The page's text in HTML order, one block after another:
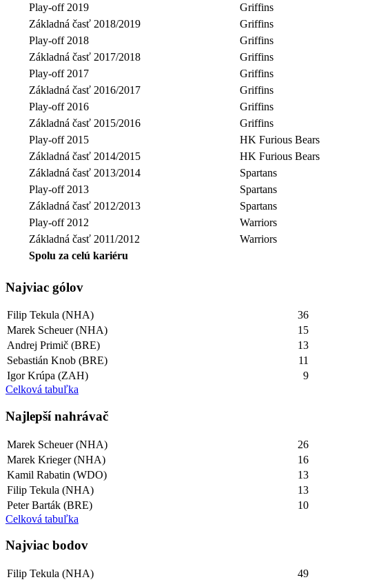
Play-off 2019
Griffins
Základná časť 2018/2019
Griffins
Play-off 2018
Griffins
Základná časť 2017/2018
Griffins
Play-off 2017
Griffins
Základná časť 2016/2017
Griffins
Play-off 2016
Griffins
Základná časť 2015/2016
Griffins
Play-off 2015
HK Furious Bears
Základná časť 2014/2015
HK Furious Bears
Základná časť 2013/2014
Spartans
Play-off 2013
Spartans
Základná časť 2012/2013
Spartans
Play-off 2012
Warriors
Základná časť 2011/2012
Warriors
Spolu za celú kariéru
Najviac gólov
Filip Tekula (NHA)
36
Marek Scheuer (NHA)
15
Andrej Primič (BRE)
13
Sebastián Knob (BRE)
11
Igor Krúpa (ZAH)
9
Celková tabuľka
Najlepší­ nahrávač
Marek Scheuer (NHA)
26
Marek Krieger (NHA)
16
Kamil Rabatin (WDO)
13
Filip Tekula (NHA)
13
Peter Barták (BRE)
10
Celková tabuľka
Najviac bodov
Filip Tekula (NHA) 49